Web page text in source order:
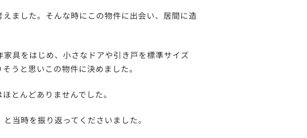
ました。そんな時にこの物件に出会い、居間に造
具をはじめ、小さなドアや引き戸を標準サイズ
うと思いこの物件に決めました。
とんどありませんでした。
当時を振り返ってくださいました。